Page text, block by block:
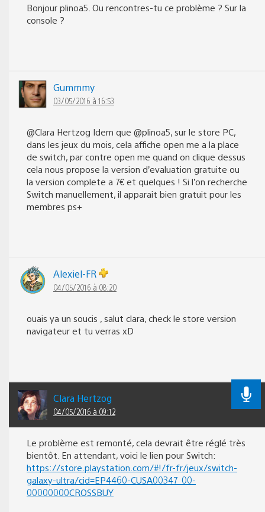
Bonjour plinoa5. Ou rencontres-tu ce problème ? Sur la
console ?
Gummmy
03/05/2016 à 16:53
@Clara Hertzog Idem que @plinoa5, sur le store PC,
dans les jeux du mois, cela affiche open me a la place
de switch, par contre open me quand on clique dessus
cela nous propose la version d’evaluation gratuite ou
la version complete a 7€ et quelques ! Si l’on recherche
Switch manuellement, il apparait bien gratuit pour les
membres ps+
Alexiel-FR
04/05/2016 à 08:20
ouais ya un soucis , salut clara, check le store version
navigateur et tu verras xD
Clara Hertzog
04/05/2016 à 09:12
Le problème est remonté, cela devrait être réglé très
bientôt. En attendant, voici le lien pour Switch:
https://store.playstation.com/#!/fr-fr/jeux/switch-
galaxy-ultra/cid=EP4460-CUSA00347_00-
00000000CROSSBUY